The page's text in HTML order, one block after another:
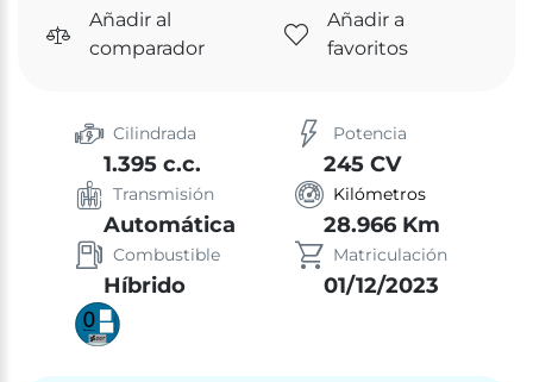
Añadir al
comparador
Añadir a
favoritos
Cilindrada
1.395 c.c.
Potencia
245 CV
Transmisión
Automática
Kilómetros
28.966 Km
Combustible
Híbrido
Matriculación
01/12/2023